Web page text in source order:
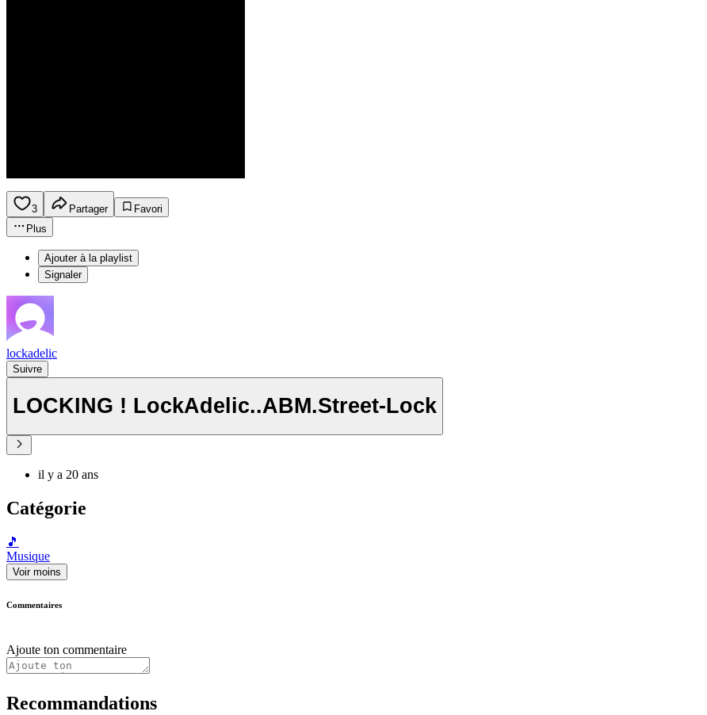
3 Partager
Favori
Plus
Ajouter à la playlist
Signaler
lockadelic
Suivre
LOCKING ! LockAdelic..ABM.Street-Lock
il y a 20 ans
Catégorie
🎵
Musique
Voir moins
Commentaires
Ajoute ton commentaire
Recommandations